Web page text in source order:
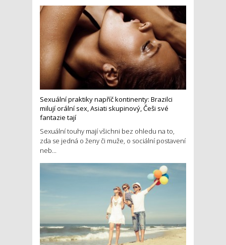
Sexuální praktiky napříč kontinenty: Brazilci
milují orální sex, Asiati skupinový, Češi své
fantazie tají
Sexuální touhy mají všichni bez ohledu na to,
zda se jedná o ženy či muže, o sociální postavení
neb...